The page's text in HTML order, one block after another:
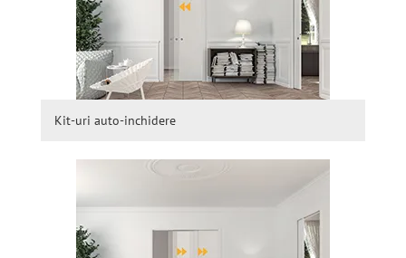
Kit-uri auto-inchidere